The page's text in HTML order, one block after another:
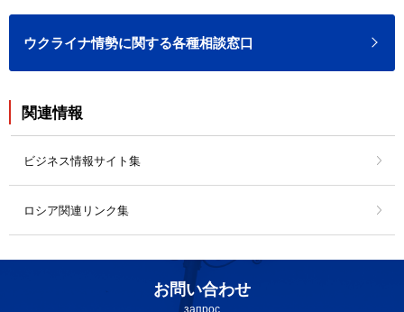
ウクライナ情勢に関する各種相談窓口
関連情報
ビジネス情報サイト集
ロシア関連リンク集
お問い合わせ
запрос